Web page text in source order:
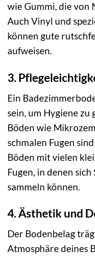
wie Gummi, die von
Auch Vinyl und
können gute
aufweisen.
3.
Ein
sein, um Hygiene zu
Böden wie
schmalen Fugen
Böden mit vielen
Fugen, in denen
sammeln können.
4. Ästhetik und
Der Bodenbelag
Atmosphäre deines